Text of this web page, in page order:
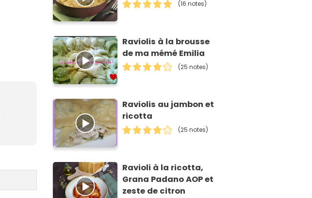
(16 notes)
Raviolis à la brousse
de ma mémé Emilia
(25 notes)
Raviolis au jambon et
ricotta
(25 notes)
Ravioli à la ricotta,
Grana Padano AOP et
zeste de citron